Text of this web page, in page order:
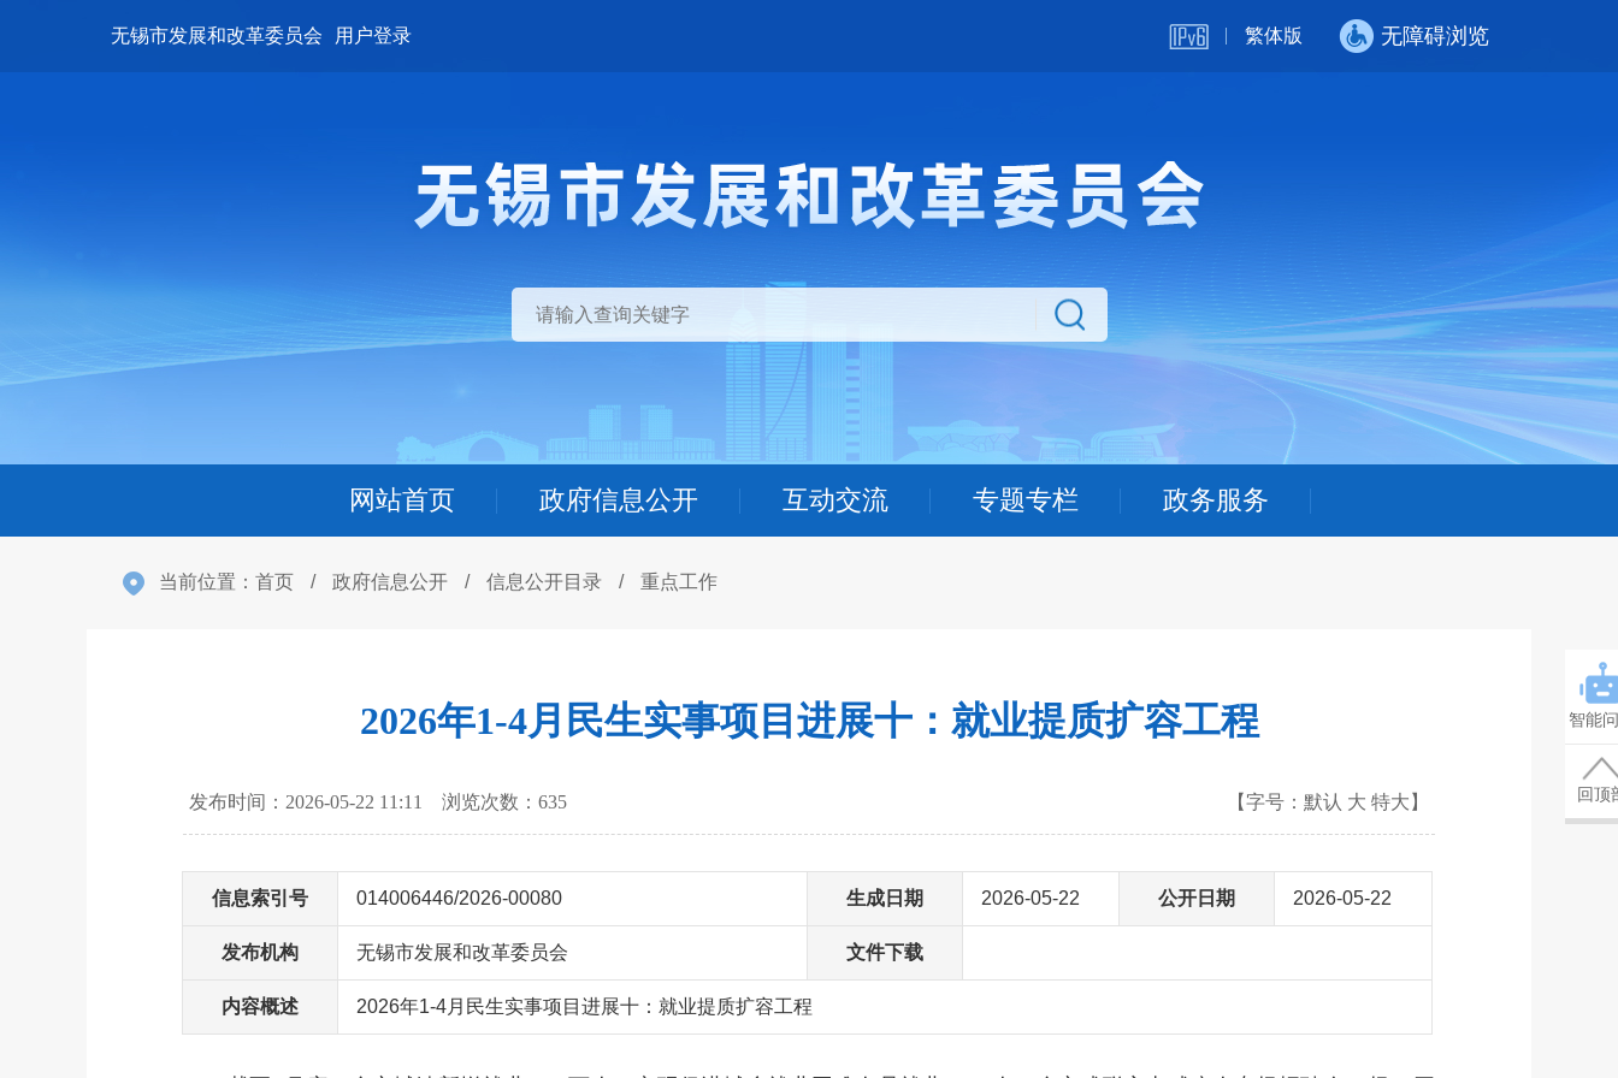
无锡市发展和改革委员会 用户登录 繁体版 无障碍浏览
网站首页 政府信息公开 互动交流 专题专栏 政务服务
当前位置： 首页 / 政府信息公开 / 信息公开目录 / 重点工作
2026年1-4月民生实事项目进展十：就业提质扩容工程
发布时间：2026-05-22 11:11 浏览次数： 635 【字号： 默认 大 特大 】
信息索引号 014006446/2026-00080 生成日期 2026-05-22 公开日期 2026-05-22
发布机构 无锡市发展和改革委员会 文件下载
内容概述 2026年1-4月民生实事项目进展十：就业提质扩容工程
智能
回顶